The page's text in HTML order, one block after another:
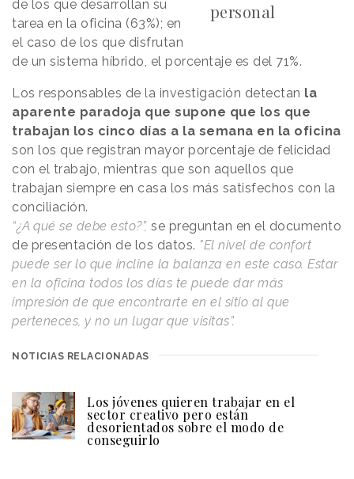
personal
de los que desarrollan su
tarea en la oficina (63%); en
el caso de los que disfrutan
de un sistema híbrido, el porcentaje es del 71%.
Los responsables de la investigación detectan la
aparente paradoja que supone que los que
trabajan los cinco días a la semana en la oficina
son los que registran mayor porcentaje de felicidad
con el trabajo, mientras que son aquellos que
trabajan siempre en casa los más satisfechos con la
conciliación.
“¿A qué se debe esto?”, se preguntan en el documento
de presentación de los datos. "El nivel de confort
puede ser lo que incline la balanza en este caso. Estar
en la oficina todos los días te puede dar más
impresión de que encontrarte en el sitio al que
perteneces, y no un lugar que visitas”.
NOTICIAS RELACIONADAS
Los jóvenes quieren trabajar en el
sector creativo pero están
desorientados sobre el modo de
conseguirlo